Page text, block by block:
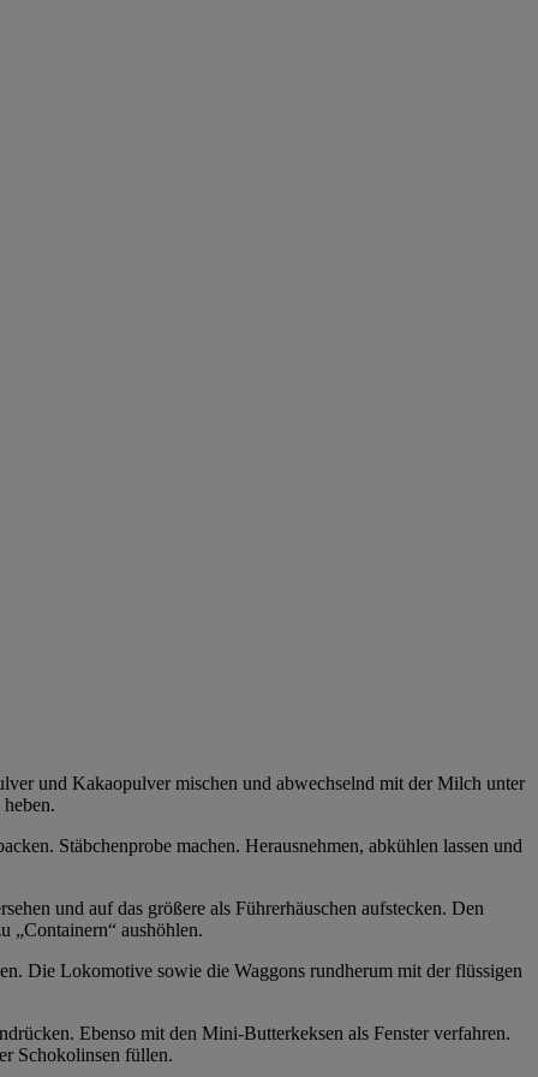
und Kakaopulver mischen und abwechselnd mit der Milch unter
Stäbchenprobe machen. Herausnehmen, abkühlen lassen und
und auf das größere als Führerhäuschen aufstecken. Den
„Containern“ aushöhlen.
Die Lokomotive sowie die Waggons rundherum mit der flüssigen
Ebenso mit den Mini-Butterkeksen als Fenster verfahren.
Schokolinsen füllen.